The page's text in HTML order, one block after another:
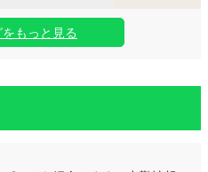
もっと見る